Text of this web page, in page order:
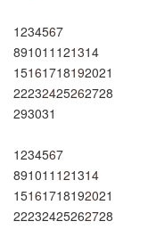
1234567
891011 121314
15161718192021
22232425262728
293031
1234567
891011 121314
15161718192021
22232425262728